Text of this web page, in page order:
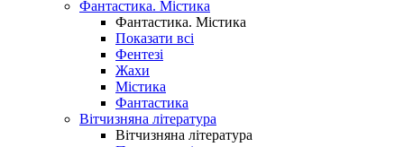
Фантастика. Містика
Фантастика. Містика
Показати всі
Фентезі
Жахи
Містика
Фантастика
Вітчизняна література
Вітчизняна література